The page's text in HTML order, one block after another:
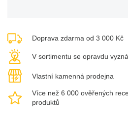
Doprava zdarma od 3 000 Kč
V sortimentu se opravdu
Vlastní kamenná prodejna
Více než 6 000 ověřených
produktů